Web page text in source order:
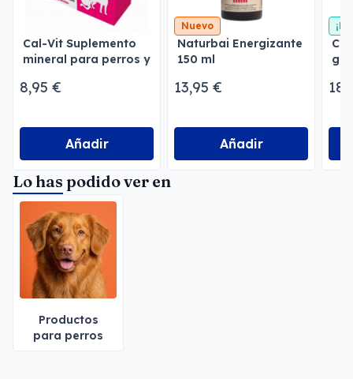
Cal-Vit Suplemento
mineral para perros y
8,95 €
Añadir
Nuevo
Naturbai Energizante
150 ml
13,95 €
Añadir
Lo has podido ver en
Productos
para perros